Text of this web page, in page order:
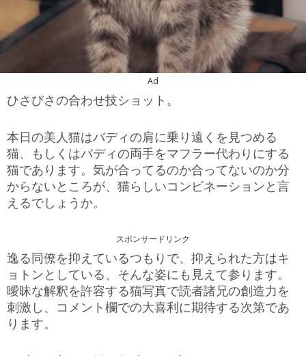
Ad
ひさびさの合わせ技ショット。
本日の美人猫はバディの肩に乗り遠くを見つめる
猫、もしくはバディの両手をマフラー代わりにする
猫であります。気が合ってるのか合ってないのか分
からないところが、猫らしいコンビネーションと言
えるでしょうか。
スポンサードリンク
逸る同僚を抑えているつもりで、抑えられた方はキ
ョトンとしている、そんな姿にも見えて参ります。
曖昧な解釈を許容する猫写真で読者諸兄の創造力を
刺激し、コメント欄での大喜利に期待する次第であ
ります。